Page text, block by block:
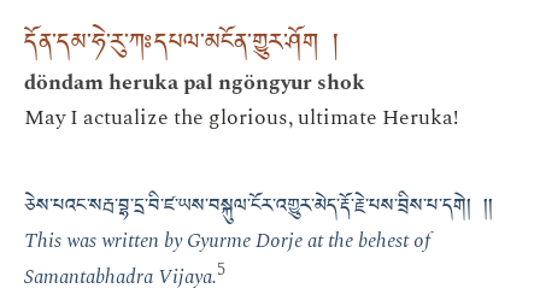
དོན་དམ་ཧེ་རུ་ཀཿདཔལ་མངོན་གྱུར་ཤོག །
döndam heruka pal ngöngyur shok
May I actualize the glorious, ultimate Heruka!
ཅེས་པའང་སརྦ་བྷ་དྲ་བི་ཛ་ཡས་བསྐུལ་ངོར་འགྱུར་མེད་རྡོ་རྗེ་པས་བྲིས་པ་དགེ། །།
This was written by Gyurme Dorje at the behest of
Samantabhadra Vijaya.5